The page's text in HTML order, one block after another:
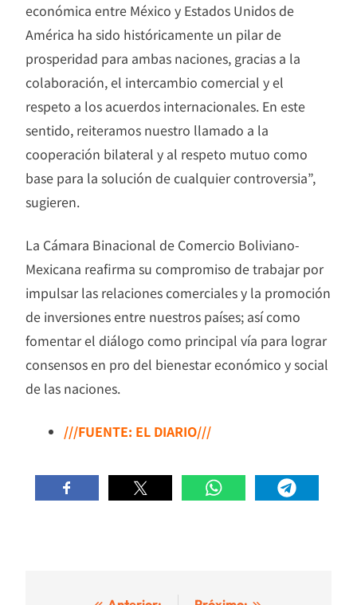
económica entre México y Estados Unidos de
América ha sido históricamente un pilar de
prosperidad para ambas naciones, gracias a la
colaboración, el intercambio comercial y el
respeto a los acuerdos internacionales. En este
sentido, reiteramos nuestro llamado a la
cooperación bilateral y al respeto mutuo como
base para la solución de cualquier controversia”,
sugieren.
La Cámara Binacional de Comercio Boliviano-
Mexicana reafirma su compromiso de trabajar por
impulsar las relaciones comerciales y la promoción
de inversiones entre nuestros países; así como
fomentar el diálogo como principal vía para lograr
consensos en pro del bienestar económico y social
de las naciones.
///FUENTE: EL DIARIO///